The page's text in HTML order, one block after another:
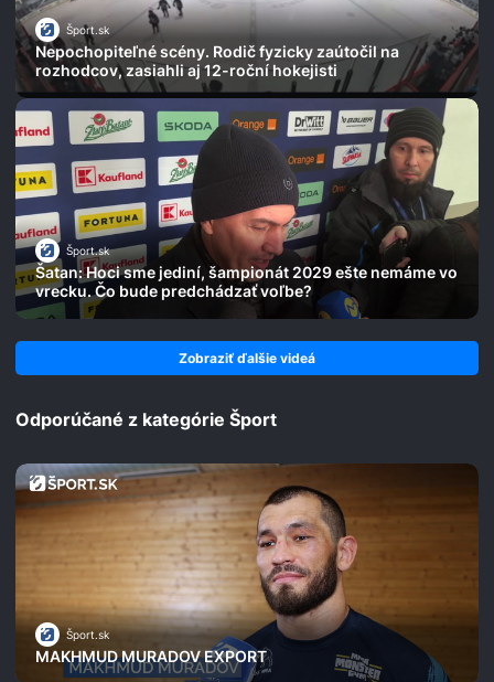
Šport.sk
Nepochopiteľné scény. Rodič fyzicky zaútočil na
rozhodcov, zasiahli aj 12-roční hokejisti
Šport.sk
Šatan: Hoci sme jediní, šampionát 2029 ešte nemáme vo
vrecku. Čo bude predchádzať voľbe?
Zobraziť ďalšie videá
Odporúčané z kategórie Šport
Šport.sk
MAKHMUD MURADOV EXPORT